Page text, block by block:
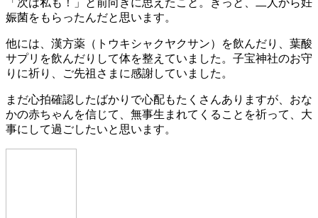
「次は私も！」と前向きに思えたこと。きっと、二人から妊
娠菌をもらったんだと思います。
他には、漢方薬（トウキシャクヤクサン）を飲んだり、葉酸
サプリを飲んだりして体を整えていました。子宝神社のお守
りに祈り、ご先祖さまに感謝していました。
まだ心拍確認したばかりで心配もたくさんありますが、おな
かの赤ちゃんを信じて、無事生まれてくることを祈って、大
事にして過ごしたいと思います。